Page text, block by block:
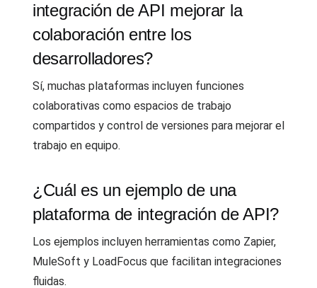
integración de API mejorar la
colaboración entre los
desarrolladores?
Sí, muchas plataformas incluyen funciones
colaborativas como espacios de trabajo
compartidos y control de versiones para mejorar el
trabajo en equipo.
¿Cuál es un ejemplo de una
plataforma de integración de API?
Los ejemplos incluyen herramientas como Zapier,
MuleSoft y LoadFocus que facilitan integraciones
fluidas.